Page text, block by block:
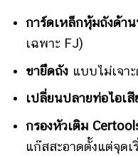
การ์ดเหล็กหุ้มถังด้า
เฉพาะ FJ)
ขายึดถังแบบไม่เจาะ
เปลี่ยนปลายท่อไอเสี
กรองหัวเติม
แก๊สสะอาดตั้งแต่จุดเ